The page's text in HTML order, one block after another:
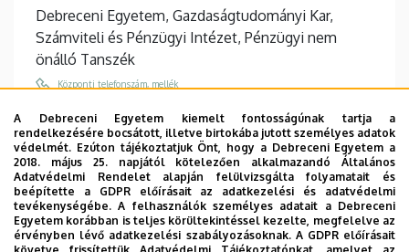
Debreceni Egyetem, Gazdaságtudományi Kar,
Számviteli és Pénzügyi Intézet, Pénzügyi nem
önálló Tanszék
Központi telefonszám, mellék
+36 52 512 900 / 88567
Email
becsky.nagy.patricia@econ.unideb.hu
Cím
4032 Debrecen, Böszörményi út 138.
Épület, emelet, ajtó
A Debreceni Egyetem kiemelt fontosságúnak tartja a
rendelkezésére bocsátott, illetve birtokába jutott személyes adatok
védelmét. Ezúton tájékoztatjuk Önt, hogy a Debreceni Egyetem a
2018. május 25. napjától kötelezően alkalmazandó Általános
Adatvédelmi Rendelet alapján felülvizsgálta folyamatait és
beépítette a GDPR előírásait az adatkezelési és adatvédelmi
tevékenységébe. A felhasználók személyes adatait a Debreceni
Egyetem korábban is teljes körültekintéssel kezelte, megfelelve az
érvényben lévő adatkezelési szabályozásoknak. A GDPR előírásait